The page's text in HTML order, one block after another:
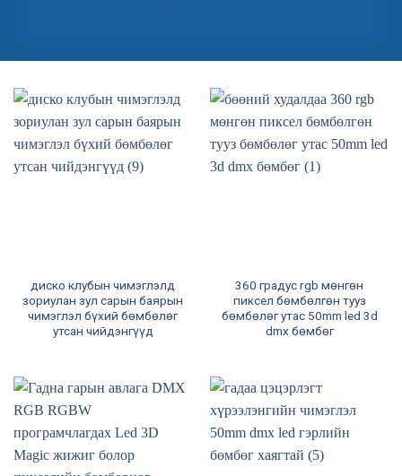
диско клубын чимэглэлд
зориулан зул сарын баярын
чимэглэл бүхий бөмбөлөг
утсан чийдэнгүүд
360 градус rgb мөнгөн
пиксел бөмбөлгөн тууз
бөмбөлөг утас 50mm led 3d
dmx бөмбөг